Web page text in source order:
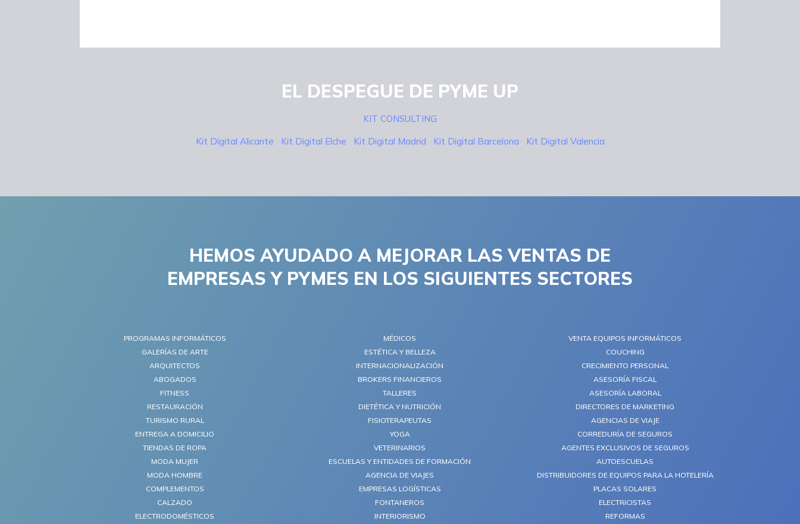
EL DESPEGUE DE PYME UP
KIT CONSULTING
Kit Digital Alicante
Kit Digital Elche Kit Digital Madrid Kit Digital Barcelona Kit Digital Valencia
HEMOS AYUDADO A MEJORAR LAS VENTAS DE
EMPRESAS Y PYMES EN LOS SIGUIENTES SECTORES
PROGRAMAS INFORMÁTICOS
GALERÍAS DE ARTE
ARQUITECTOS
ABOGADOS
FITNESS
RESTAURACIÓN
TURISMO RURAL
ENTREGA A DOMICILIO
TIENDAS DE ROPA
MODA MUJER
MODA HOMBRE
COMPLEMENTOS
CALZADO
ELECTRODOMÉSTICOS
MÉDICOS
ESTÉTICA Y BELLEZA
INTERNACIONALIZACIÓN
BROKERS FINANCIEROS
TALLERES
DIETÉTICA Y NUTRICIÓN
FISIOTERAPEUTAS
YOGA
VETERINARIOS
ESCUELAS Y ENTIDADES DE FORMACIÓN
AGENCIA DE VIAJES
EMPRESAS LOGÍSTICAS
FONTANEROS
INTERIORISMO
VENTA EQUIPOS INFORMÁTICOS
COUCHING
CRECIMIENTO PERSONAL
ASESORÍA FISCAL
ASESORÍA LABORAL
DIRECTORES DE MARKETING
AGENCIAS DE VIAJE
CORREDURÍA DE SEGUROS
AGENTES EXCLUSIVOS DE SEGUROS
AUTOESCUELAS
DISTRIBUIDORES DE EQUIPOS PARA LA HOTELERÍA
PLACAS SOLARES
ELECTRICISTAS
REFORMAS